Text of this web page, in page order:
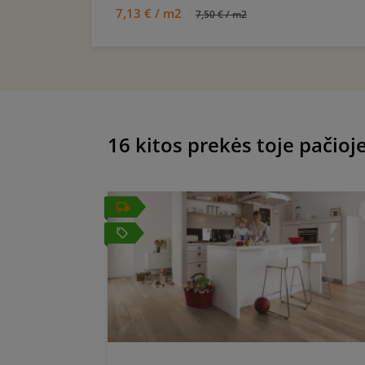
7,13 € / m2 7,50 € / m2
16 kitos prekės toje
local_offer